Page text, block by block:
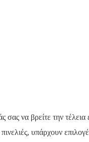
να βρείτε την
υπάρχουν